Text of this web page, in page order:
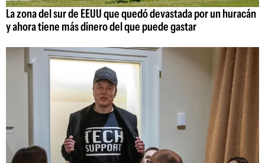
La zona del sur de EEUU que quedó devastada por un huracán
y ahora tiene más dinero del que puede gastar